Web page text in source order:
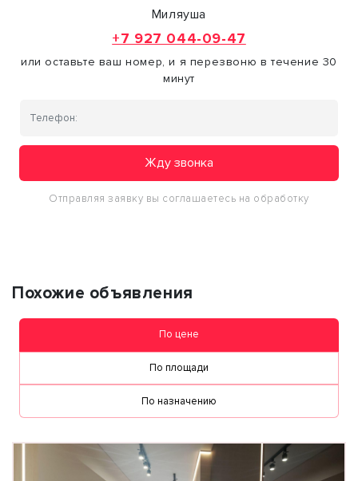
Миляуша
+7 927 044-09-47
или оставьте ваш номер, и я перезвоню в течение 30
минут
Жду звонка
Отправляя заявку вы соглашаетесь на обработку
Похожие объявления
По цене
По площади
По назначению